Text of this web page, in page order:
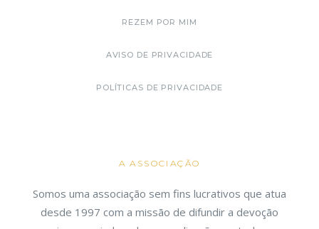
REZEM POR MIM
AVISO DE PRIVACIDADE
POLÍTICAS DE PRIVACIDADE
A ASSOCIAÇÃO
Somos uma associação sem fins lucrativos que atua
desde 1997 com a missão de difundir a devoção